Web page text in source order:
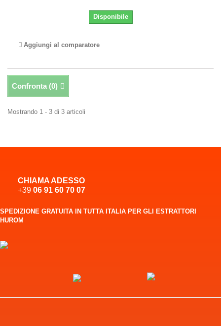
Disponibile
Aggiungi al comparatore
Confronta (0)
Mostrando 1 - 3 di 3 articoli
CHIAMA ADESSO
+39 06 91 60 70 07
SPEDIZIONE GRATUITA IN TUTTA ITALIA PER GLI ESTRATTORI
HUROM